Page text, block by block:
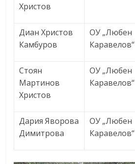
Христов
Диан Христов
Камбуров
ОУ „Любен
Каравелов“
Стоян
Мартинов
Христов
ОУ „Любен
Каравелов“
Дария Яворова
Димитрова
ОУ „Любен
Каравелов“